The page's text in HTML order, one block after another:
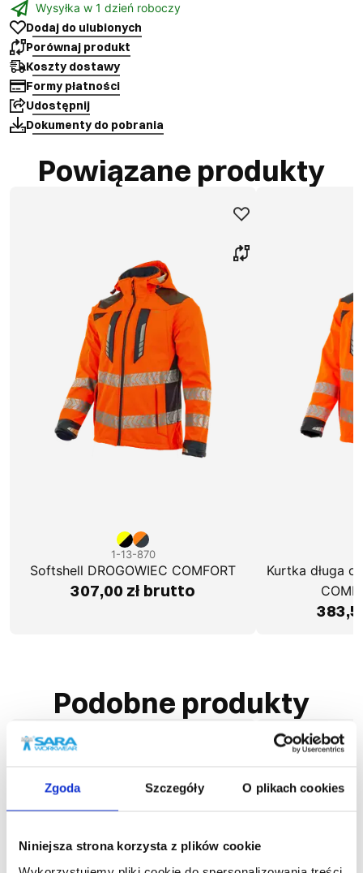
Zgoda Szczegóły O plikach cookies
Niniejsza strona korzysta z plików cookie
Wysyłka w 1 dzień roboczy
Dodaj do ulubionych
Porównaj produkt
Koszty dostawy
Formy płatności
Udostępnij
Dokumenty do pobrania
Powiązane produkty
1-13-870
Softshell DROGOWIEC COMFORT
307,00 zł brutto
Kurtka długa
Podobne produkty